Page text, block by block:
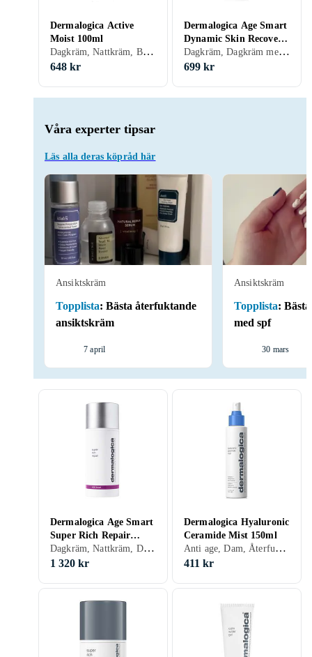
Våra experter tipsar
Läs alla deras köpråd här
Ansiktskräm
Topplista: Bästa återfuktande
ansiktskräm
7 april
Ansiktskräm
Topplista:
med spf
30 mars
Dermalogica Active
Moist 100ml
Dagkräm, Nattkräm, BB-cream, CC-cream, Dam, Mjukgörande, Rengörande, Uppfriskande/Kylande, Återfuktande, Balanserande, Närande, Oljefri, Normal, Blandad, Torr, Fet, Alla
648 kr
Dermalogica Age Smart
Dynamic Skin Recovery
Moisturizer SPF50 50ml
Dagkräm, Dagkräm med SPF, Anti age, Dam, Herr, Anti-redness, Anti-blemish, Mjukgörande, Uppfriskande/Kylande, Återfuktande, Lyster, Motverkar rynkor, Antioxidant, Uppstramande, Regenererande, Balanserande, Närande, Halskräm, Normal, Torr, Alla, Känslig, Mogen
699 kr
Dermalogica Age Smart
Super Rich Repair
Cream 100ml
Dagkräm, Nattkräm, Dagkräm med SPF, Anti age, Dam, Återfuktande, Regenererande, Närande, Torr, Mogen
1 320 kr
Dermalogica Hyaluronic
Ceramide Mist 150ml
Anti age, Dam, Återfuktande, Torr
411 kr